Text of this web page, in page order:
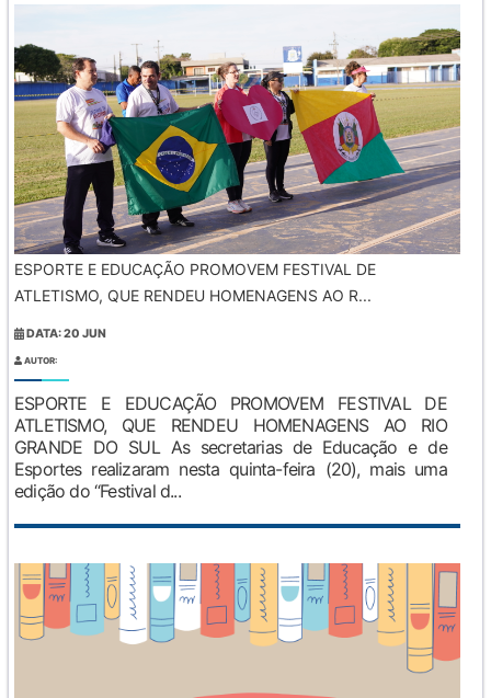
ESPORTE E EDUCAÇÃO PROMOVEM FESTIVAL DE
ATLETISMO, QUE RENDEU HOMENAGENS AO R...
DATA: 20 JUN
AUTOR:
ESPORTE E EDUCAÇÃO PROMOVEM FESTIVAL DE
ATLETISMO, QUE RENDEU HOMENAGENS AO RIO
GRANDE DO SUL As secretarias de Educação e de
Esportes realizaram nesta quinta-feira (20), mais uma
edição do “Festival d...